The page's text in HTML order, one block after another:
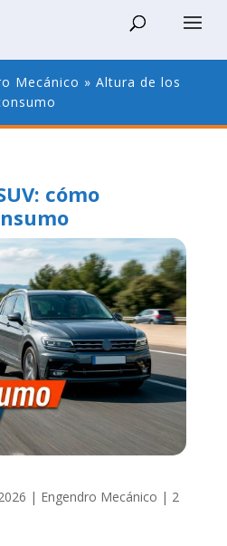
Mecánico »Altura de los
cómo
| Engendro Mecánico | 2